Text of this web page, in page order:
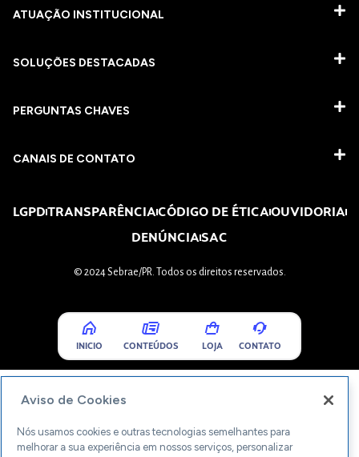
ATUAÇÃO INSTITUCIONAL
SOLUÇÕES DESTACADAS
PERGUNTAS CHAVES​
CANAIS DE CONTATO
LGPDTRANSPARÊNCIACÓDIGO DE ÉTICAOUVIDORIA
DENÚNCIASAC
© 2024 Sebrae/PR. Todos os direitos reservados.
INICIO CONTEÚDOS LOJA CONTATO
Aviso de Cookies
Nós usamos cookies e outras tecnologias semelhantes para
melhorar a sua experiência em nossos serviços, personalizar